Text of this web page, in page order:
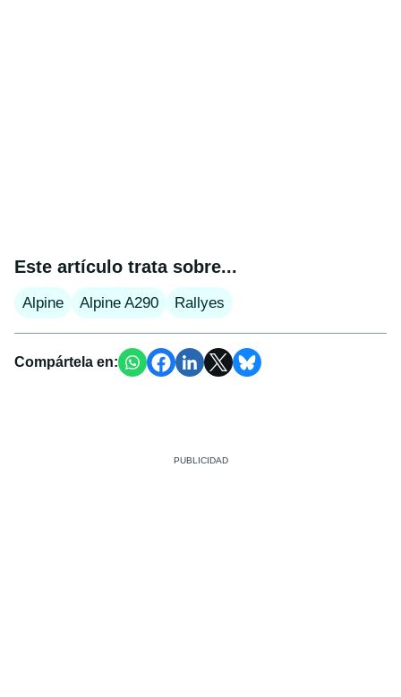
Este artículo trata sobre...
Alpine Alpine A290 Rallyes
Compártela en: